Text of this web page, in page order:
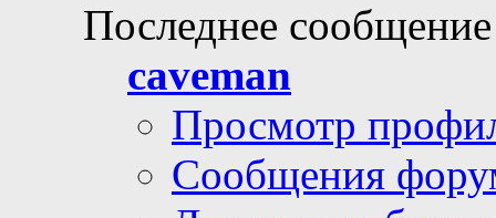
Последнее
caveman
Просмотр
Сообщения